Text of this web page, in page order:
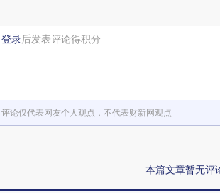
登录后发表评论得积分
评论仅代表网友个人观点，不代表财新网观点
本篇文章暂无评